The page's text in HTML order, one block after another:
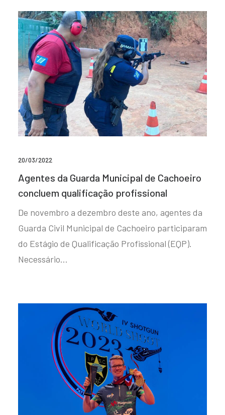
20/03/2022
Agentes da Guarda Municipal de Cachoeiro
concluem qualificação profissional
De novembro a dezembro deste ano, agentes da
Guarda Civil Municipal de Cachoeiro participaram
do Estágio de Qualificação Profissional (EQP).
Necessário…